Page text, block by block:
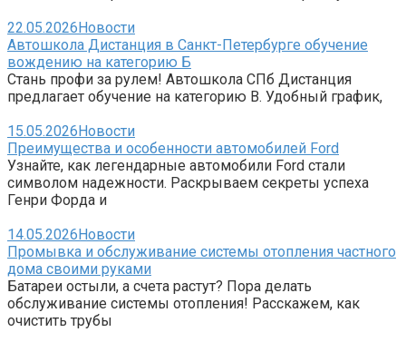
22.05.2026Новости
Автошкола Дистанция в Санкт-Петербурге обучение
вождению на категорию Б
Стань профи за рулем! Автошкола СПб Дистанция
предлагает обучение на категорию B. Удобный график,
15.05.2026Новости
Преимущества и особенности автомобилей Ford
Узнайте, как легендарные автомобили Ford стали
символом надежности. Раскрываем секреты успеха
Генри Форда и
14.05.2026Новости
Промывка и обслуживание системы отопления частного
дома своими руками
Батареи остыли, а счета растут? Пора делать
обслуживание системы отопления! Расскажем, как
очистить трубы